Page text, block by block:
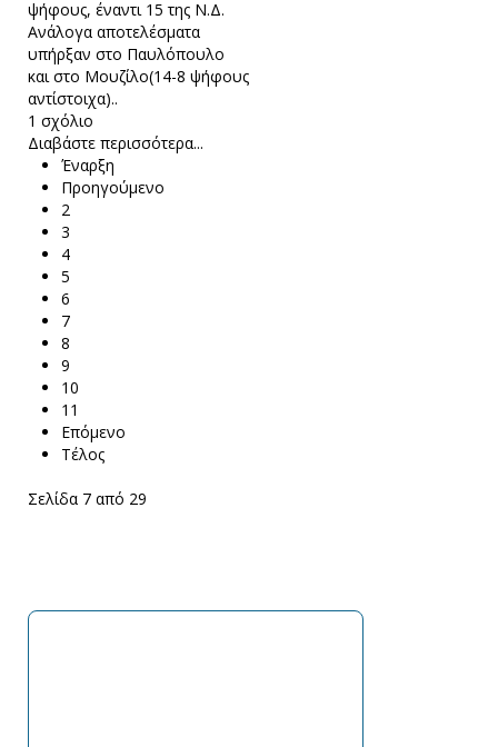
ψήφους, έναντι 15 της Ν.Δ.
Ανάλογα αποτελέσματα
υπήρξαν στο Παυλόπουλο
και στο Μουζίλο(14-8 ψήφους
αντίστοιχα)..
1 σχόλιο
Διαβάστε περισσότερα...
Έναρξη
Προηγούμενο
2
3
4
5
6
7
8
9
10
11
Επόμενο
Τέλος
Σελίδα 7 από 29